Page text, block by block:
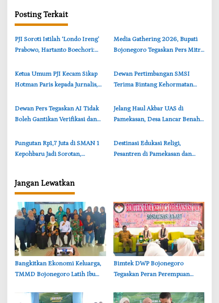
s
i
p
o
Posting Terkait
‎PJI Soroti Istilah ‘Londo Ireng’
Prabowo, Hartanto Boechori:
Bangsa
‎Media Gathering 2026, Bupati
Bojonegoro Tegaskan Pers Mitra
‎Ketua Umum PJI Kecam Sikap
Hotman Paris kepada Jurnalis,
Diintimidasi
‎Dewan Pertimbangan SMSI
Terima Bintang Kehormatan
Pers
‎Dewan Pers Tegaskan AI Tidak
Boleh Gantikan Verifikasi dan
‎Jelang Haul Akbar UAS di
Pamekasan, Desa Lancar Benahi
Destinasi Wisata Religi
‎Pungutan Rp1,7 Juta di SMAN 1
Kepohbaru Jadi Sorotan,
‎Destinasi Edukasi Religi,
Pesantren di Pamekasan dan
Jangan Lewatkan
‎Bangkitkan Ekonomi Keluarga,
TMMD Bojonegoro Latih Ibu
Unggulan
‎Bimtek DWP Bojonegoro
Tegaskan Peran Perempuan
Pembangunan